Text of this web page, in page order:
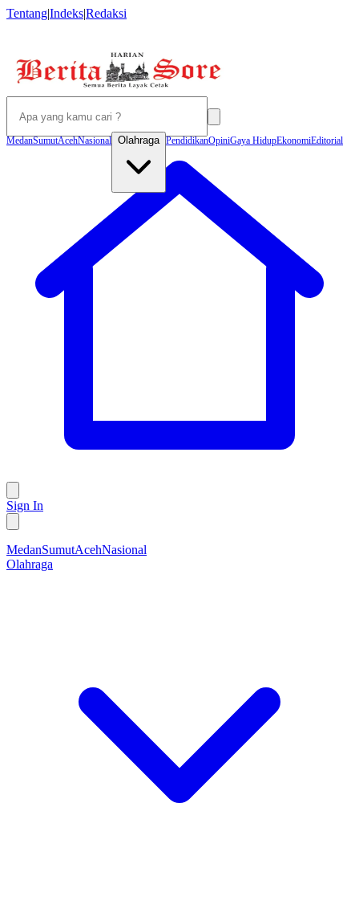
Tentang|Indeks|Redaksi
MedanSumutAcehNasional Olahraga PendidikanOpiniGaya HidupEkonomiEditorial
Sign In
MedanSumutAcehNasional
Olahraga